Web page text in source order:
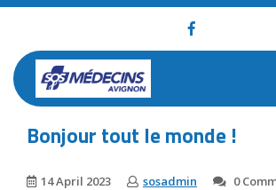
Skip
content
Bonjour tout le monde !
14 April 2023 sosadmin 0